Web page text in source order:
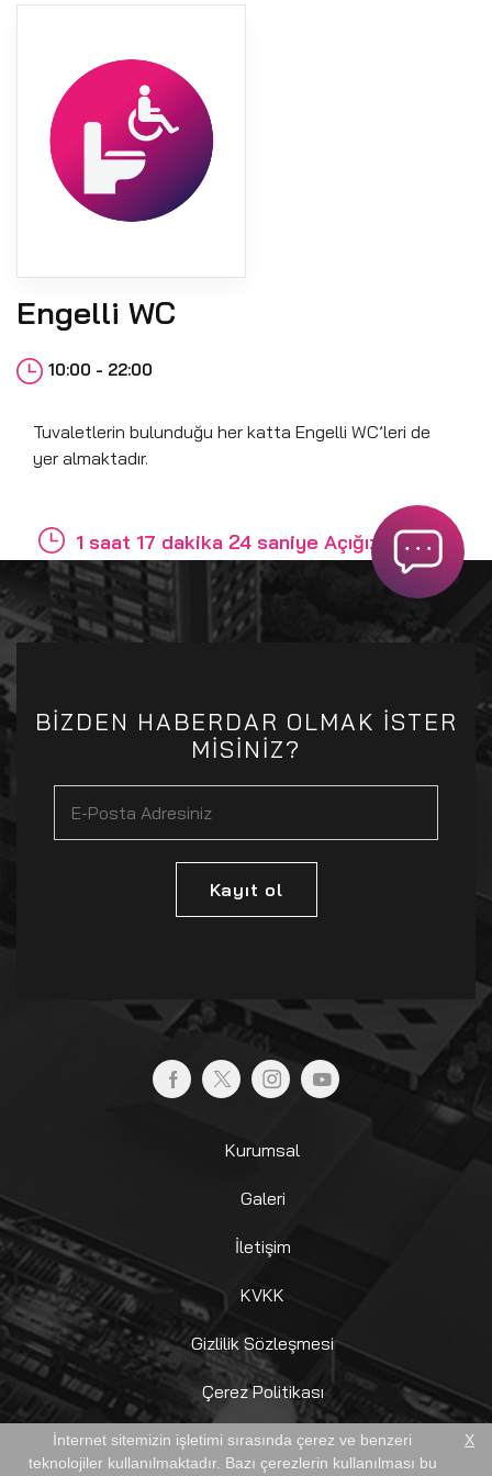
Engelli WC
10:00 - 22:00
Tuvaletlerin bulunduğu her katta Engelli WC’leri de
yer almaktadır.
1 saat 17 dakika 24 saniye Açığız
BİZDEN HABERDAR OLMAK İSTER
MİSİNİZ?
Kayıt ol
Kurumsal
Galeri
İletişim
KVKK
Gizlilik Sözleşmesi
Çerez Politikası
Aydınlatma Metni X
İnternet sitemizin işletimi sırasında çerez ve benzeri
teknolojiler kullanılmaktadır. Bazı çerezlerin kullanılması bu